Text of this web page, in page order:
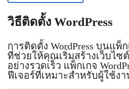
วิธีติดตั้ง WordPress
การติดตั้ง WordPress บนแพ็ก
ที่ช่วยให้คุณเริ่มสร้างเว็บไซ
อย่างรวดเร็ว แพ็กเกจ
ฟีเจอร์ที่เหมาะสำหรับผู้ใช้ง